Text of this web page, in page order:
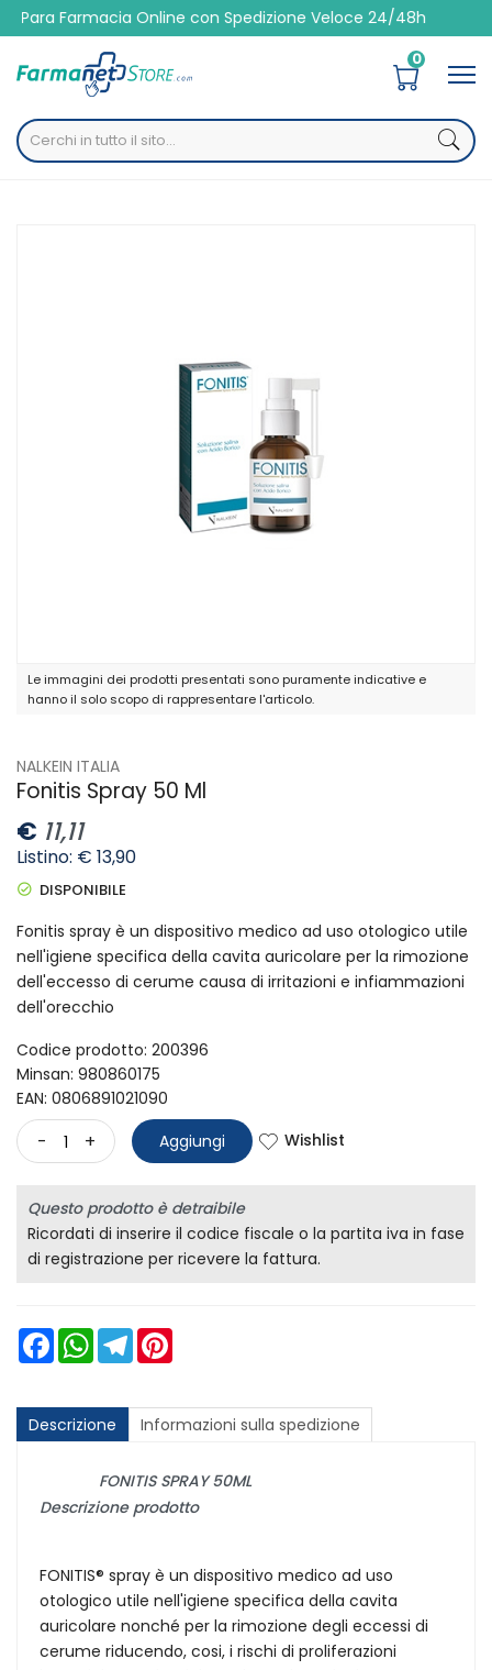
Online con Spedizione Veloce 24/48h
0
Le immagini dei prodotti presentati sono puramente indicative e
hanno il solo scopo di rappresentare l'articolo.
NALKEIN ITALIA
Fonitis Spray 50 Ml
€ 11,11
Listino: € 13,90
DISPONIBILE
Fonitis spray è un dispositivo medico ad uso otologico utile
nell'igiene specifica della cavita auricolare per la rimozione
dell'eccesso di cerume causa di irritazioni e infiammazioni
dell'orecchio
Codice prodotto: 200396
Minsan: 980860175
EAN: 0806891021090
- + Aggiungi Wishlist
Questo prodotto è detraibile
Ricordati di inserire il codice fiscale o la partita iva in fase
di registrazione per ricevere la fattura.
FacebookWhatsAppTelegram
Descrizione Informazioni sulla spedizione
FONITIS SPRAY 50ML
Descrizione prodotto
FONITIS® spray è un dispositivo medico ad uso
otologico utile nell'igiene specifica della cavita
auricolare nonché per la rimozione degli eccessi di
cerume riducendo, cosi, i rischi di proliferazioni